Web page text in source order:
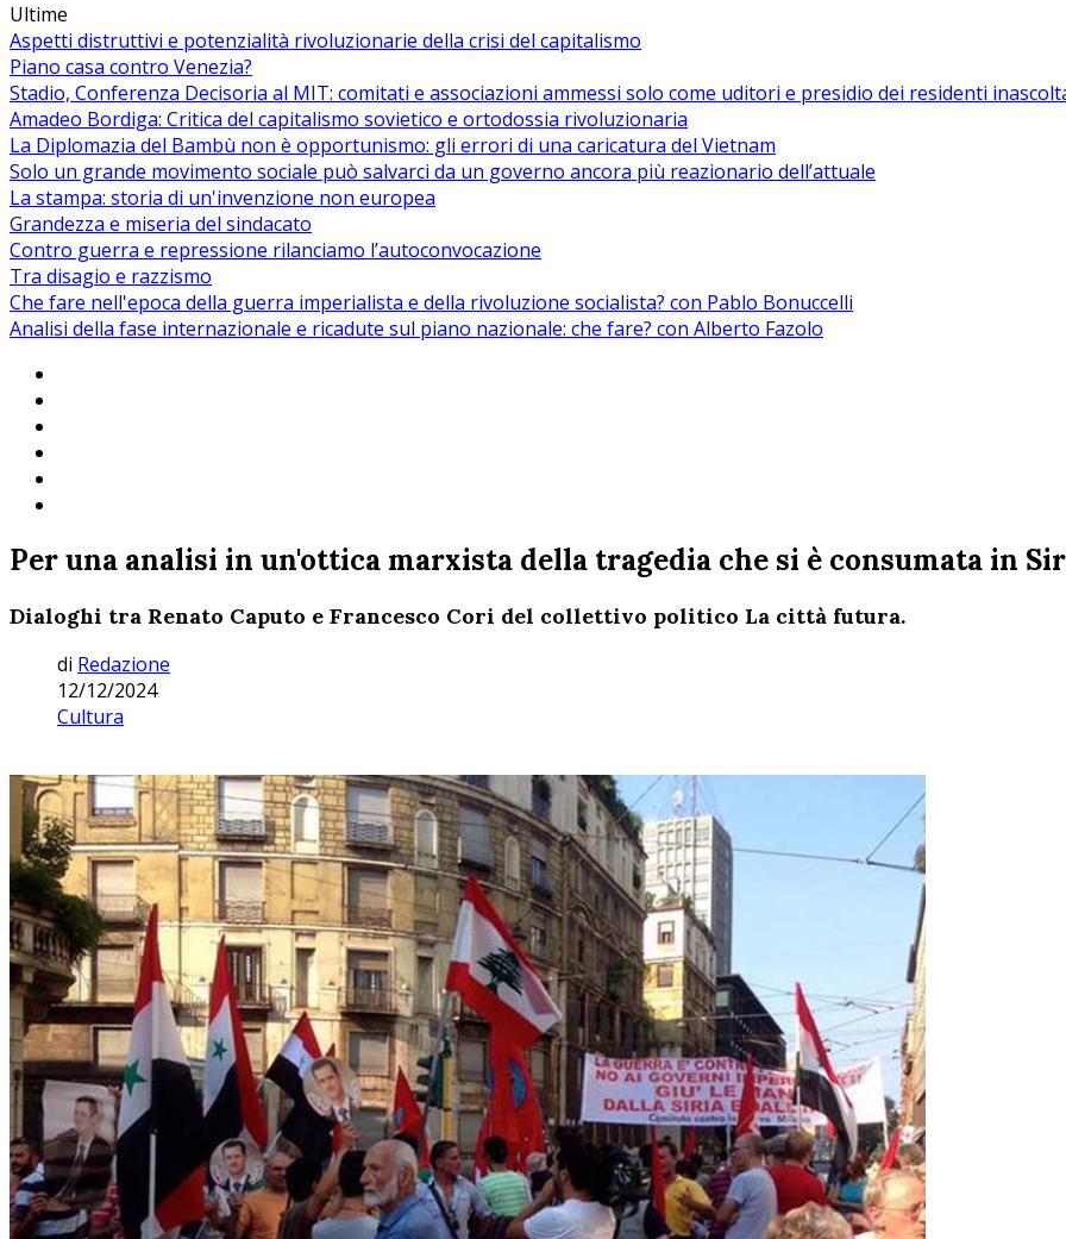
Ultime
Aspetti distruttivi e potenzialità rivoluzionarie della crisi del capitalismo
Piano casa contro Venezia?
Stadio, Conferenza Decisoria al MIT: comitati e associazioni ammessi solo come uditori e presidio dei residenti
Amadeo Bordiga: Critica del capitalismo sovietico e ortodossia rivoluzionaria
La Diplomazia del Bambù non è opportunismo: gli errori di una caricatura del Vietnam
Solo un grande movimento sociale può salvarci da un governo ancora più reazionario dell’attuale
La stampa: storia di un'invenzione non europea
Grandezza e miseria del sindacato
Contro guerra e repressione rilanciamo l’autoconvocazione
Tra disagio e razzismo
Che fare nell'epoca della guerra imperialista e della rivoluzione socialista? con Pablo Bonuccelli
Analisi della fase internazionale e ricadute sul piano nazionale: che fare? con Alberto Fazolo
Per una analisi in un'ottica marxista della tragedia che si è consumata in
Dialoghi tra Renato Caputo e Francesco Cori del collettivo politico La città futura.
di Redazione
12/12/2024
Cultura